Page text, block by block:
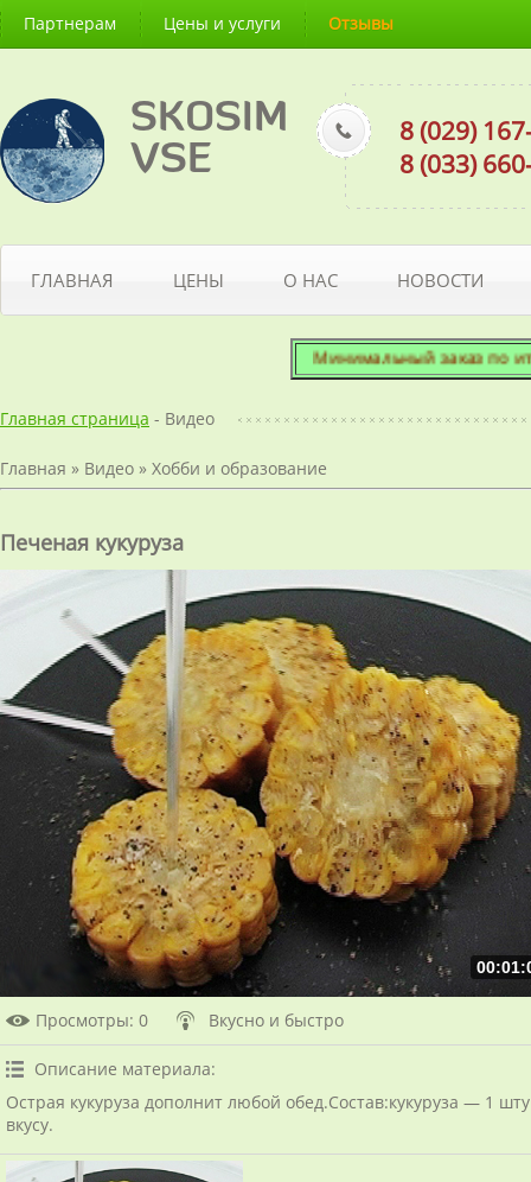
Партнерам Цены и услуги Отзывы
SKOSIM
VSE
8 (029)
8 (033)
ГЛАВНАЯ ЦЕНЫ О НАС НОВОСТИ
Минимальный заказ по
Главная страница - Видео
Главная » Видео » Хобби и образование
Печеная кукуруза
Просмотры: 0 Вкусно и быстро
Описание материала:
Острая кукуруза дополнит любой обед.Состав:кукуруза — 1
вкусу.